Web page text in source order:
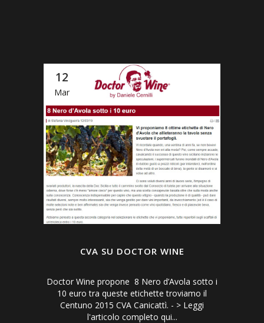
12
Mar
CVA SU DOCTOR WINE
Doctor Wine propone 8 Nero d’Avola sotto i
10 euro tra queste etichette troviamo il
Centuno 2015 CVA Canicattì. - > Leggi
l'articolo completo qui...